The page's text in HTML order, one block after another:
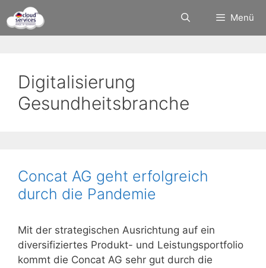
Inhalt
springen
Menü
Digitalisierung
Gesundheitsbranche
Concat AG geht erfolgreich
durch die Pandemie
Mit der strategischen Ausrichtung auf ein
diversifiziertes Produkt- und Leistungsportfolio
kommt die Concat AG sehr gut durch die